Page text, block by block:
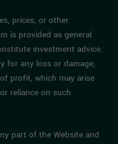
prices, or other
is provided as general
investment advice.
for any loss or damage,
profit, which may arise
reliance on such
part of the Website and